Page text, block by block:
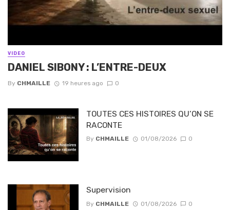
VIDEO
DANIEL SIBONY : L’ENTRE-DEUX
By CHMAILLE 19 heures ago 0
TOUTES CES HISTOIRES QU’ON SE
RACONTE
By CHMAILLE 01/08/2026 0
Supervision
By CHMAILLE 01/08/2026 0